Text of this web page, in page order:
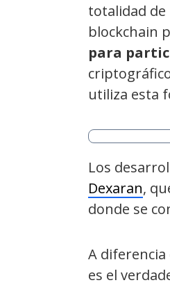
totalidad de
blockchain
para
utiliza esta
Los
Dexaran,
donde se
A
es el